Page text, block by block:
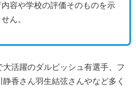
容や学校の評価そのものを示
ん。
活躍のダルビッシュ有選手、フ
香さん羽生結弦さんやなど多く